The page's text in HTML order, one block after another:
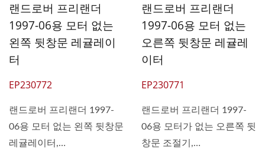
랜드로버 프리랜더
1997-06용 모터 없는
왼쪽 뒷창문 레귤레이
터
EP230772
랜드로버 프리랜더 1997-
06용 모터 없는 왼쪽 뒷창문
레귤레이터,
랜드로버 프리랜더
1997-06용 모터 없는
오른쪽 뒷창문 레귤레
이터
EP230771
랜드로버 프리랜더 1997-
06용 모터가 없는 오른쪽 뒷
창문 조절기,